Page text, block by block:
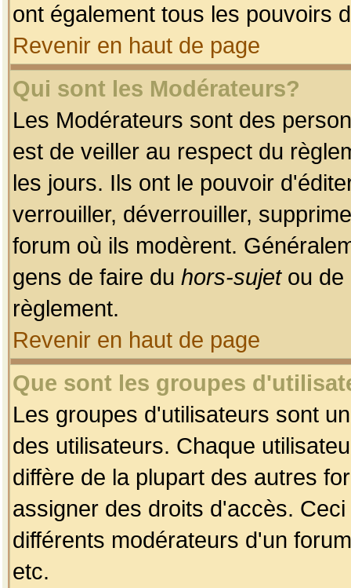
ont également tous les pouvoirs
Revenir en haut de page
Qui sont les Modérateurs?
Les Modérateurs sont des
est de veiller au respect du
les jours. Ils ont le pouvoir
verrouiller, déverrouiller,
forum où ils modèrent.
gens de faire du hors-sujetou de
règlement.
Revenir en haut de page
Que sont les groupes
Les groupes d'utilisateurs sont
des utilisateurs. Chaque
diffère de la plupart des autres
assigner des droits d'accès.
différents modérateurs d'un
etc.